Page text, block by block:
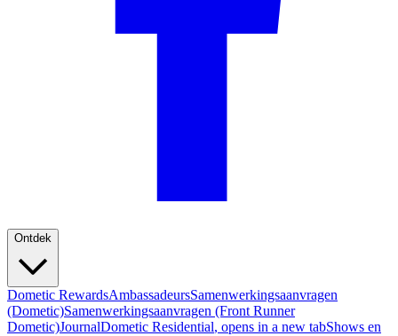
Ontdek
Dometic RewardsAmbassadeursSamenwerkingsaanvragen
(Dometic)Samenwerkingsaanvragen (Front Runner
Dometic)JournalDometic Residential, opens in a new tabShows en